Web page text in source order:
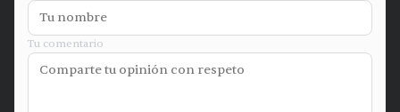
Tu comentario